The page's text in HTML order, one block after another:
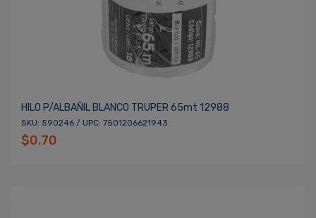
HILO P/ALBAÑIL BLANCO TRUPER 65mt 12988
SKU: 590246 / UPC: 7501206621943
$0.70